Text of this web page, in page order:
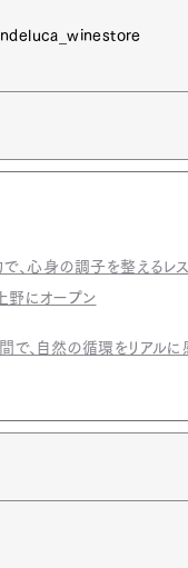
、心身の調子を整えるレス
野にオープン
で、自然の循環をリアルに